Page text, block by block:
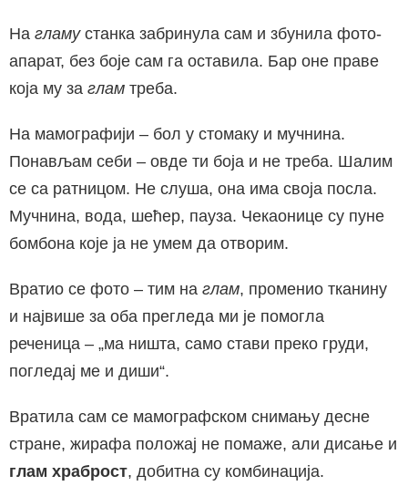
На гламу станкa забринула сам и збунила фото-
апарат, без боје сам га оставила. Бар оне праве
која му за глам треба.
На мамографији – бол у стомаку и мучнина.
Понављам себи – овде ти боја и не треба. Шалим
се са ратницом. Не слуша, она има своја посла.
Мучнина, вода, шећер, пауза. Чекаонице су пуне
бомбона које ја не умем да отворим.
Вратио се фото – тим на глам, променио тканину
и највише за оба прегледа ми је помогла
реченица – „ма ништа, само стави преко груди,
погледај ме и диши“.
Вратила сам се мамографском снимању десне
стране, жирафа положај не помаже, али дисање и
глам храброст, добитна су комбинација.